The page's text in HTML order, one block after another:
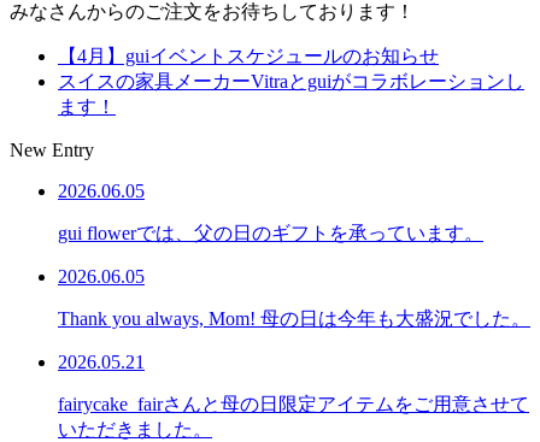
みなさんからのご注文をお待ちしております！
【4月】guiイベントスケジュールのお知らせ
スイスの家具メーカーVitraとguiがコラボレーションし
ます！
New Entry
2026.06.05
gui flowerでは、父の日のギフトを承っています。
2026.06.05
Thank you always, Mom! 母の日は今年も大盛況でした。
2026.05.21
fairycake_fairさんと母の日限定アイテムをご用意させて
いただきました。